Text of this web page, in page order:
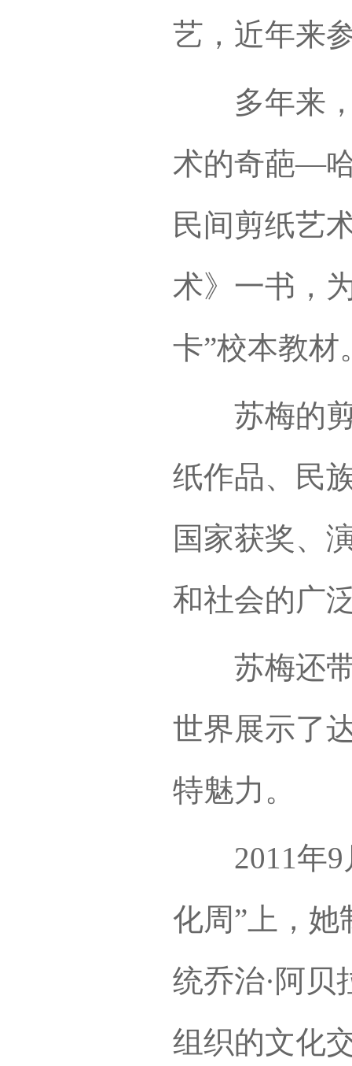
艺，近年来
多年来，
术的奇葩—
民间剪纸艺
术》一书，
卡”校本教材
苏梅的剪
纸作品、民
国家获奖、
和社会的广
苏梅还带
世界展示了
特魅力。
2011年9
化周”上，
统乔治·阿贝
组织的文化